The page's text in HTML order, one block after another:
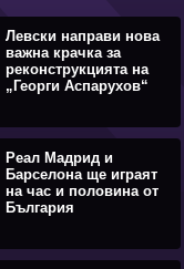
Левски направи нова
важна крачка за
реконструкцията на
„Георги Аспарухов“
Реал Мадрид и
Барселона ще играят
на час и половина от
България